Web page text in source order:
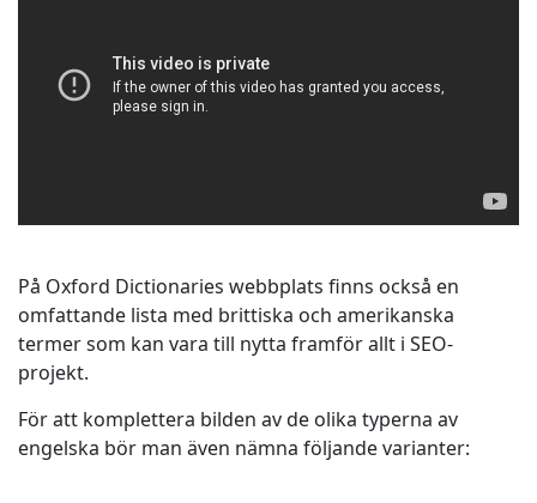
På Oxford Dictionaries webbplats finns också en
omfattande lista med brittiska och amerikanska
termer som kan vara till nytta framför allt i SEO-
projekt.
För att komplettera bilden av de olika typerna av
engelska bör man även nämna följande varianter: